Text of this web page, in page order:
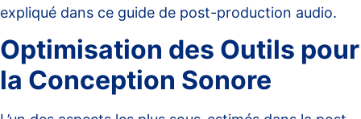
expliqué dans ce guide de post-production audio.
Optimisation des Outils pour
la Conception Sonore